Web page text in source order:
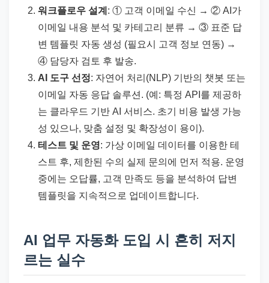
워크플로우 설계 : ① 고객 이메일 수신 → ② AI가
이메일 내용 분석 및 카테고리 분류 → ③ 표준 답
변 템플릿 자동 생성 (필요시 고객 정보 연동) →
④ 담당자 검토 후 발송.
AI 도구 선정: 자연어 처리(NLP) 기반의 챗봇 또는
이메일 자동 응답 솔루션. (예: 특정 API를 제공하
는 클라우드 기반 AI 서비스. 초기 비용 발생 가능
성 있으나, 맞춤 설정 및 확장성이 용이).
테스트 및 운영: 가상 이메일 데이터를 이용한 테
스트 후, 제한된 수의 실제 문의에 먼저 적용. 운영
중에는 오답률, 고객 만족도 등을 분석하여 답변
템플릿을 지속적으로 업데이트합니다.
AI 업무 자동화 도입 시 흔히 저지
르는 실수